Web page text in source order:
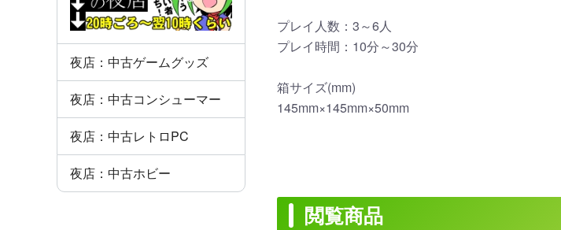
夜店：中古ゲームグッズ
夜店：中古コンシューマー
夜店：中古レトロPC
夜店：中古ホビー
プレイ人数：3～6人
プレイ時間：10分～30分
箱サイズ(mm)
145mm×145mm×50mm
閲覧商品